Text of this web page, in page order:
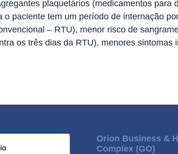
plaquetários (medicamentos para
o paciente tem um período de internação
– RTU), menor risco de
os três dias da RTU), menores
Orion Business &
Complex (GO)